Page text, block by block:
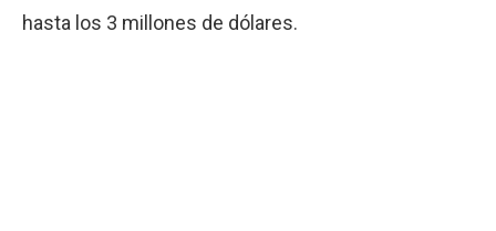
hasta los 3 millones de dólares.